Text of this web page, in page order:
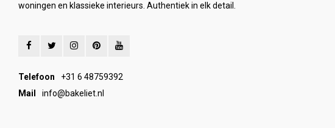
woningen en klassieke interieurs. Authentiek in elk detail.
Telefoon
+31 6 48759392
Mail
info@bakeliet.nl